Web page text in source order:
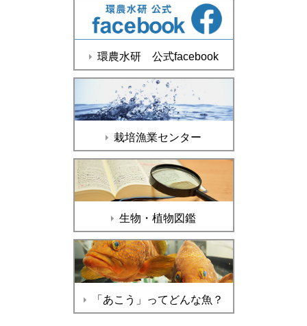
環農水研 公式facebook
栽培漁業センター
生物・植物図鑑
「あこう」ってどんな魚？